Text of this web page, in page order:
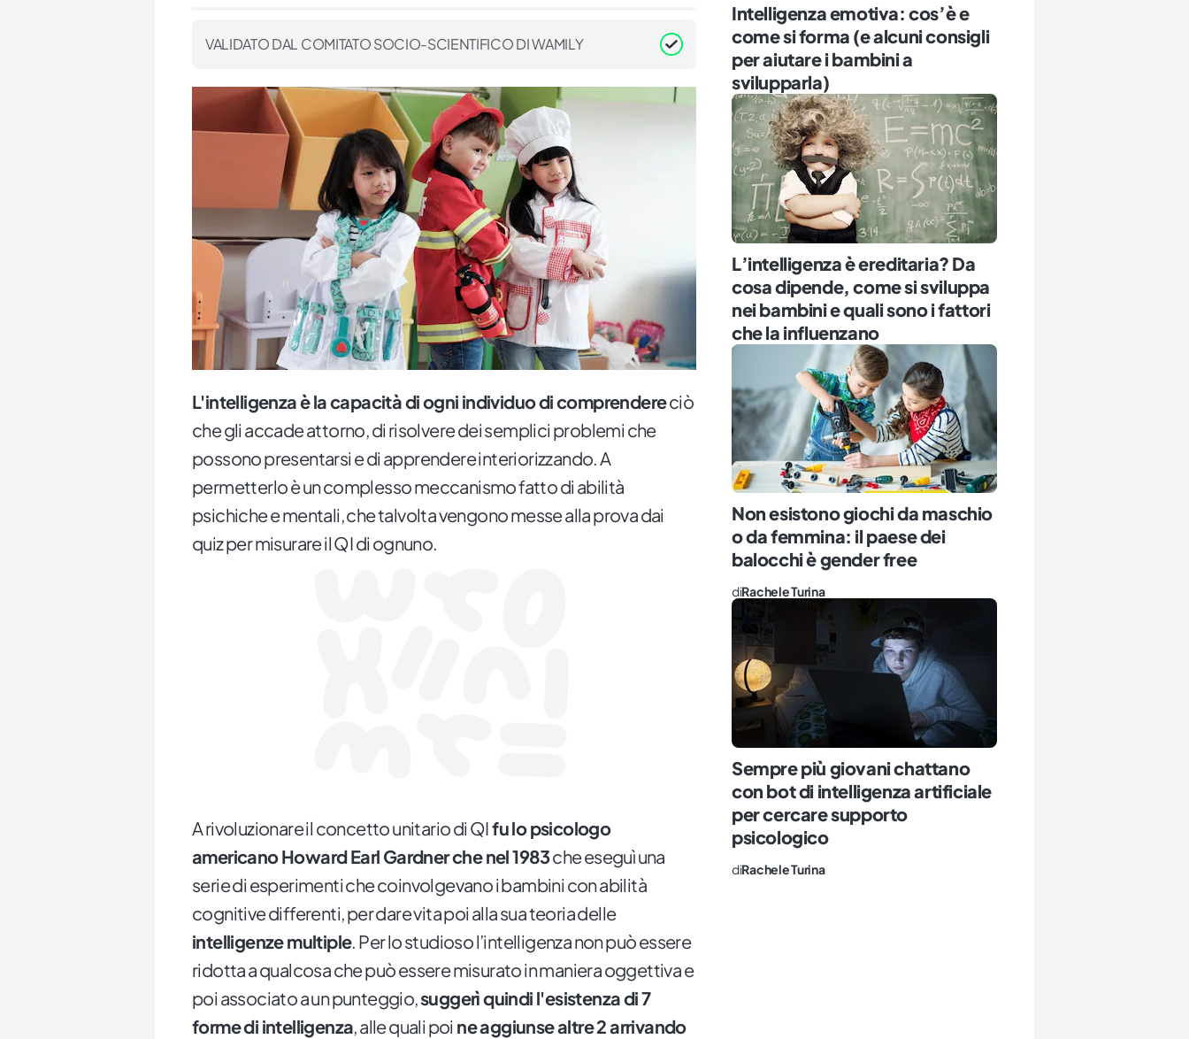
VALIDATO DAL COMITATO SOCIO-SCIENTIFICO DI WAMILY
L'intelligenza è la capacità di ogni individuo di comprendereciò
che gli accade attorno, di risolvere dei semplici problemi che
possono presentarsi e di apprendere interiorizzando. A
permetterlo è un complesso meccanismo fatto di abilità
psichiche e mentali, che talvolta vengono messe alla prova dai
quiz per misurare il QI di ognuno.
A rivoluzionare il concetto unitario di QIfu lo psicologo
americano Howard Earl Gardner che nel 1983che eseguì una
serie di esperimenti che coinvolgevano i bambini con abilità
cognitive differenti, per dare vita poi alla sua teoria delle
intelligenze multiple. Per lo studioso l’intelligenza non può essere
ridotta a qualcosa che può essere misurato in maniera oggettiva e
poi associato a un punteggio,suggerì quindi l'esistenza di 7
forme di intelligenza, alle quali poi ne aggiunse altre 2 arrivando
Intelligenza emotiva: cos’è e
come si forma (e alcuni consigli
per aiutare i bambini a
svilupparla)
L’intelligenza è ereditaria? Da
cosa dipende, come si sviluppa
nei bambini e quali sono i fattori
che la influenzano
Non esistono giochi da maschio
o da femmina: il paese dei
balocchi è gender free
diRachele Turina
Sempre più giovani chattano
con bot di intelligenza artificiale
per cercare supporto
psicologico
diRachele Turina